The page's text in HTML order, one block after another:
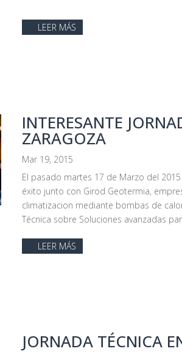
LEER MÁS
INTERESANTE
ZARAGOZA
Mar 19, 2015
El pasado martes 17 de Marzo del
éxito junto con Girod Geotermia,
climatizacion mediante bombas de
Técnica sobre Soluciones avanzadas
LEER MÁS
JORNADA TÉCNICA